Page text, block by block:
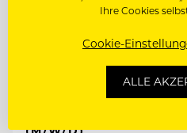
Retter Bio-Natur-
8225 Pöllauberg,
Ihre Cookies
Cookie-
ALLE